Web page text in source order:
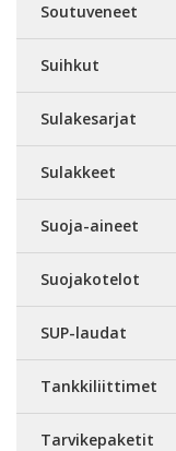
Soutuveneet
Suihkut
Sulakesarjat
Sulakkeet
Suoja-aineet
Suojakotelot
SUP-laudat
Tankkiliittimet
Tarvikepaketit